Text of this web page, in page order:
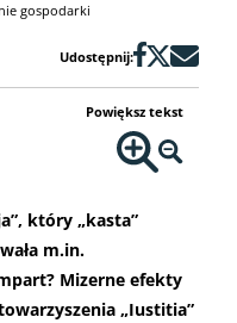
gospodarki
Udostępnij:
Powiększ tekst
który „kasta”
m.in.
Mizerne efekty
„Iustitia”